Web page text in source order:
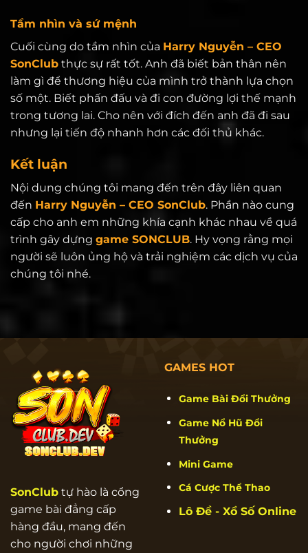
Tầm nhìn và sứ mệnh
Cuối cùng do tầm nhìn của Harry Nguyễn – CEO
SonClub thực sự rất tốt. Anh đã biết bản thân nên
làm gì để thương hiệu của mình trở thành lựa chọn
số một. Biết phấn đấu và đi con đường lợi thế mạnh
trong tương lai. Cho nên với đích đến anh đã đi sau
nhưng lại tiến độ nhanh hơn các đối thủ khác.
Kết luận
Nội dung chúng tôi mang đến trên đây liên quan
đến Harry Nguyễn – CEO SonClub. Phần nào cung
cấp cho anh em những khía cạnh khác nhau về quá
trình gây dựng game SONCLUB. Hy vọng rằng mọi
người sẽ luôn ủng hộ và trải nghiệm các dịch vụ của
chúng tôi nhé.
SonClub tự hào là cổng
game bài đẳng cấp
hàng đầu, mang đến
cho người chơi những
GAMES HOT
Game Bài Đổi Thưởng
Game Nổ Hũ Đổi
Thưởng
Mini Game
Cá Cược Thể Thao
Lô Đề - Xổ Số Online